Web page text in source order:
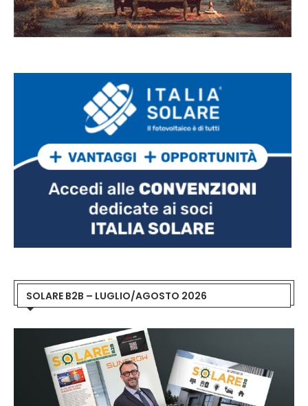
SOLARE B2B – LUGLIO/AGOSTO 2026